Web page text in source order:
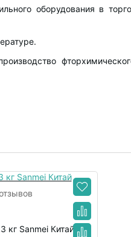
оборудования в
кг Sanmei Китай